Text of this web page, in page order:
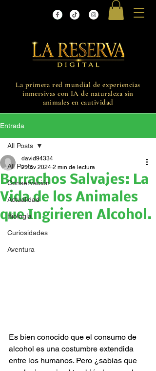
La primera red mundial de experiencias
inmersivas con IA de naturaleza sin
animales en cautividad
Entrada
All Posts
Conservación
Actualidad
Biología
Curiosidades
Aventura
All Posts
Borrachos Salvajes: La
Vida de los Animales
que Ingirieren Alcohol.
david94334
2 nov 2024 2 min de lectura
Es bien conocido que el consumo de
alcohol es una costumbre extendida
entre los humanos. Pero ¿sabías que